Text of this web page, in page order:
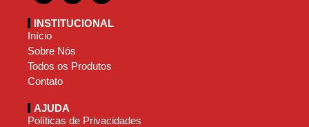
INSTITUCIONAL
Início
Sobre Nós
Todos os Produtos
Contato
AJUDA
Políticas de Privacidades